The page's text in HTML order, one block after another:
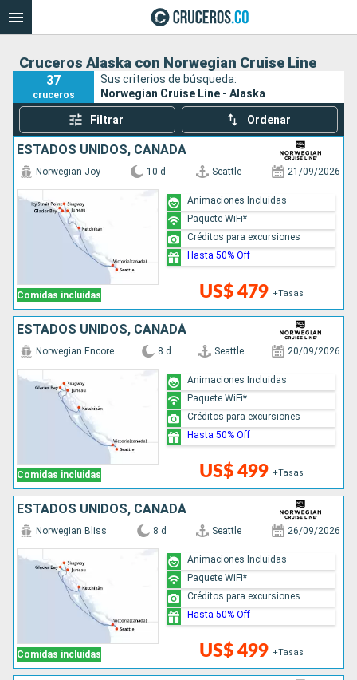
Cruceros Alaska con Norwegian Cruise Line
37
cruceros
Sus criterios de búsqueda:
Norwegian Cruise Line - Alaska
Filtrar Ordenar
ESTADOS UNIDOS, CANADÁ
Comidas incluidas
Norwegian Joy 10 d Seattle 21/09/2026
US$ 479 +Tasas
Animaciones Incluidas
Paquete WiFi*
Créditos para excursiones
Hasta 50% Off
ESTADOS UNIDOS, CANADÁ
Comidas incluidas
Norwegian Encore 8 d Seattle 20/09/2026
US$ 499 +Tasas
Animaciones Incluidas
Paquete WiFi*
Créditos para excursiones
Hasta 50% Off
ESTADOS UNIDOS, CANADÁ
Comidas incluidas
Norwegian Bliss 8 d Seattle 26/09/2026
US$ 499 +Tasas
Animaciones Incluidas
Paquete WiFi*
Créditos para excursiones
Hasta 50% Off